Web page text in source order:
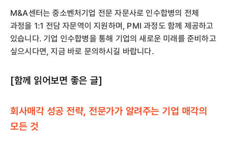
M&A센터는 중소벤처기업 전문 자문사로 인수합병의 전체
과정을 1:1 전담 자문역이 지원하며, PMI 과정도 함께 제공하고
있습니다. 기업 인수합병을 통해 기업의 새로운 미래를 준비하고
싶으시다면, 지금 바로 문의하시길 바랍니다.
[함께 읽어보면 좋은 글]
회사매각 성공 전략, 전문가가 알려주는 기업 매각의
모든 것